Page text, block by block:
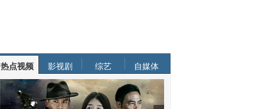
热点视频 影视剧 综艺 自媒体